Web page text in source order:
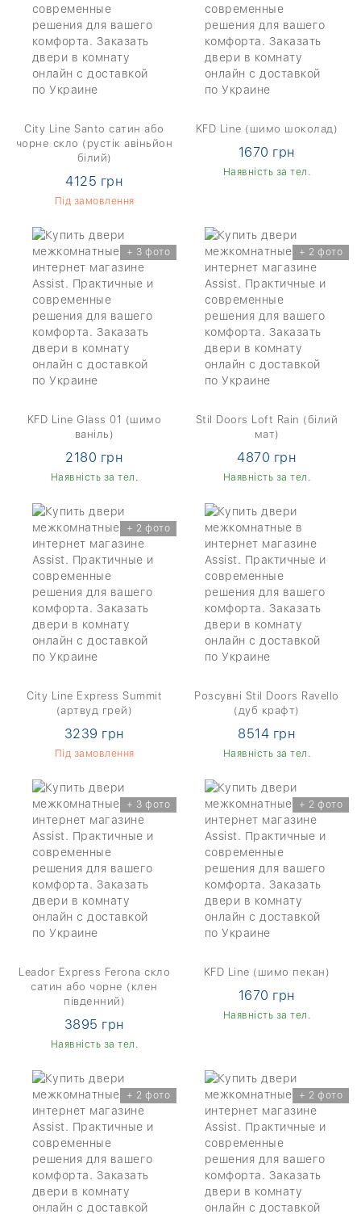
City Line Santo сатин або
чорне скло (рустік авіньйон
білий)
4125 грн
Під замовлення
KFD Line (шимо шоколад)
1670 грн
Наявність за тел.
+ 3 фото
KFD Line Glass 01 (шимо
ваніль)
2180 грн
Наявність за тел.
+ 2 фото
Stil Doors Loft Rain (білий
мат)
4870 грн
Наявність за тел.
+ 2 фото
City Line Express Summit
(артвуд грей)
3239 грн
Під замовлення
Розсувні Stil Doors Ravello
(дуб крафт)
8514 грн
Наявність за тел.
+ 3 фото
Leador Express Ferona скло
сатин або чорне (клен
південний)
3895 грн
Наявність за тел.
+ 2 фото
KFD Line (шимо пекан)
1670 грн
Наявність за тел.
+ 2 фото + 2 фото